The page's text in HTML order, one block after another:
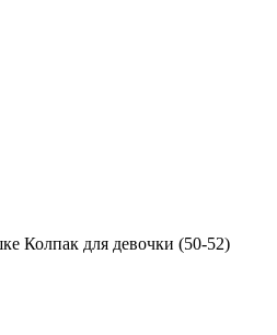
Колпак для девочки (50-52)